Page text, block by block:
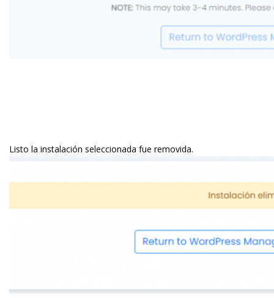
Listo la instalación seleccionada fue removida.